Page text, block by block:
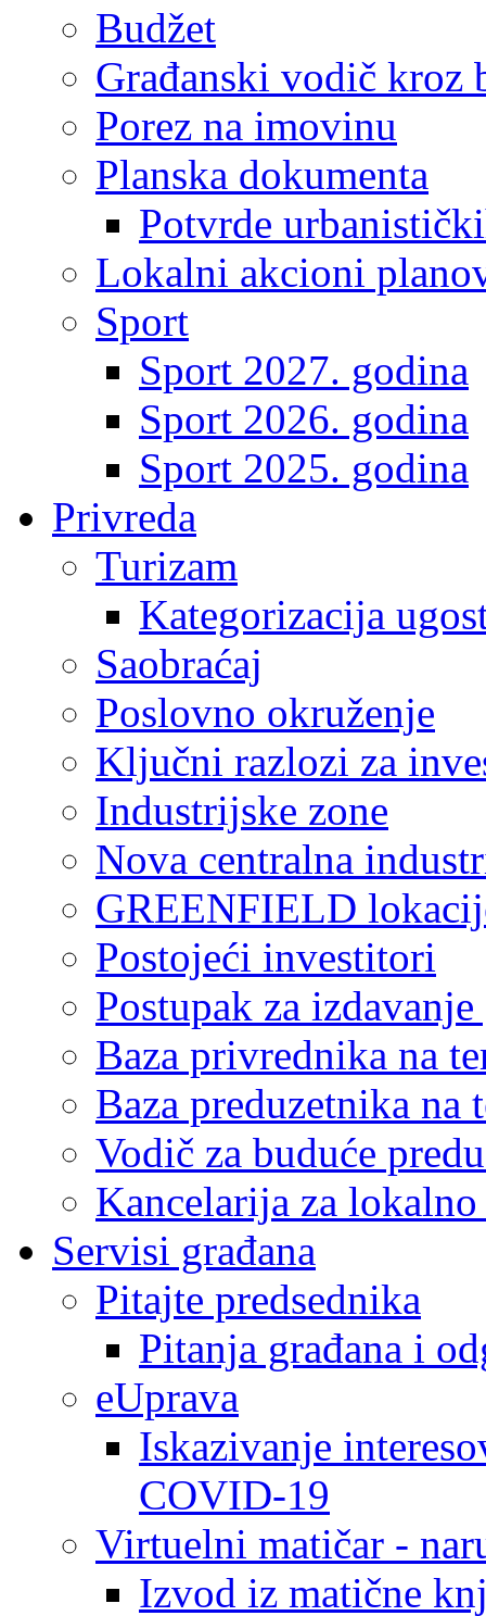
Budžet
Građanski vodič kroz
Porez na imovinu
Planska dokumenta
Potvrde
Lokalni akcioni
Sport
Sport 2027. godina
Sport 2026. godina
Sport 2025. godina
Privreda
Turizam
Kategorizacija
Saobraćaj
Poslovno okruženje
Ključni razlozi za
Industrijske zone
Nova centralna
GREENFIELD
Postojeći investitori
Postupak za
Baza privrednika na
Baza preduzetnika
Vodič za buduće
Kancelarija za
Servisi građana
Pitajte predsednika
Pitanja građana i
eUprava
Iskazivanje
COVID-19
Virtuelni matičar -
Izvod iz matične